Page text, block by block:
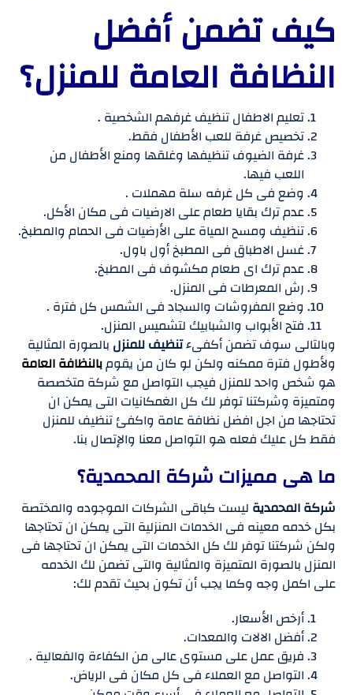
كيف تضمن أفضل
النظافة العامة للمنزل؟
تعليم الاطفال تنظيف غرفهم الشخصية .
تخصيص غرفة للعب الأطفال فقط.
غرفة الضيوف تنظيفها وغلقها ومنع الأطفال من
اللعب فيها.
وضع فى كل غرفه سلة مهملات .
عدم ترك بقايا طعام على الارضيات فى مكان الأكل.
تنظيف ومسح المياة على الأرضيات فى الحمام والمطبخ.
غسل الاطباق فى المطبخ أول باول.
عدم ترك اى طعام مكشوف فى المطبخ.
رش المعرطات فى المنزل.
وضع المفروشات والسجاد فى الشمس كل فترة .
فتح الأبواب والشبابيك لتشميس المنزل.
وبالتالى سوف تضمن أكفىءتنظيف للمنزل بالصورة المثالية
ولأطول فترة ممكنه ولكن لو كان من يقومبالنظافة العامة
هو شخص واحد للمنزل فيجب التواصل مع شركة متخصصة
ومتميزة وشركتنا توفر لك كل الغمكانيات التى يمكن ان
تحتاجها من اجل افضل نظافة عامة واكفئ تنظيف للمنزل
فقط كل عليك فعله هو التواصل معنا والإتصال بنا.
ما هى مميزات شركة المحمدية؟
شركة المحمدية ليست كباقى الشركات الموجوده والمختصة
بكل خدمه معينه فى الخدمات المنزلية التى يمكن ان تحتاجها
ولكن شركتنا توفر لك كل الخدمات التى يمكن ان تحتاجها فى
المنزل بالصورة المتميزة والمثالية والتى تضمن لك الخدمه
على اكمل وجه وكما يجب أن تكون بحيث تقدم لك:
أرخص الأسعار.
أفضل الالات والمعدات.
فريق عمل على مستوى عالى من الكفاءة والفعالية .
التواصل مع العملاء فى كل مكان فى الرياض.